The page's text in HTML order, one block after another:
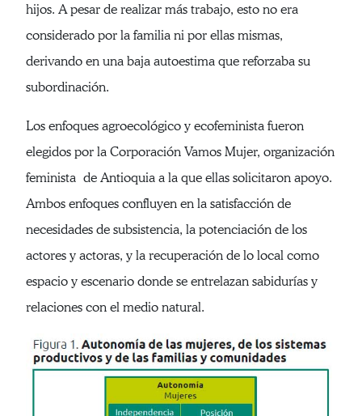
hijos. A pesar de realizar más trabajo, esto no era
considerado por la familia ni por ellas mismas,
derivando en una baja autoestima que reforzaba su
subordinación.
Los enfoques agroecológico y ecofeminista fueron
elegidos por la Corporación Vamos Mujer, organización
feminista de Antioquia a la que ellas solicitaron apoyo.
Ambos enfoques confluyen en la satisfacción de
necesidades de subsistencia, la potenciación de los
actores y actoras, y la recuperación de lo local como
espacio y escenario donde se entrelazan sabidurías y
relaciones con el medio natural.